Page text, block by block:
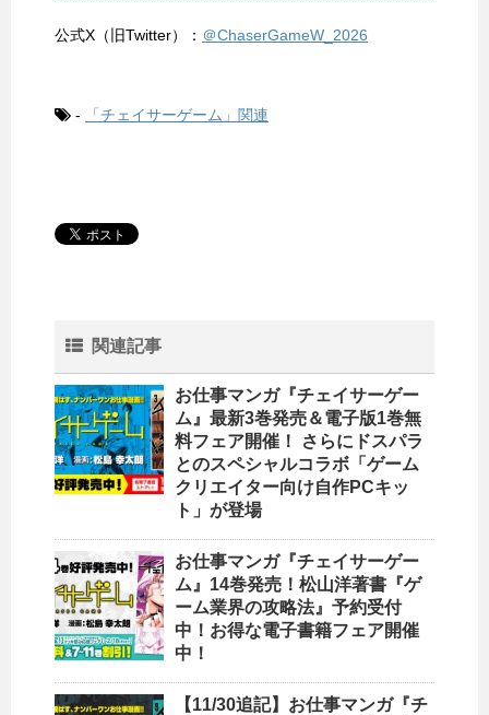
公式X（旧Twitter）： ＠ChaserGameW_2026
- 「チェイサーゲーム」関連
関連記事
お仕事マンガ『チェイサーゲー
ム』最新3巻発売＆電子版1巻無
料フェア開催！ さらにドスパラ
とのスペシャルコラボ「ゲーム
クリエイター向け自作PCキッ
ト」が登場
お仕事マンガ『チェイサーゲー
ム』14巻発売！松山洋著書『ゲ
ーム業界の攻略法』予約受付
中！お得な電子書籍フェア開催
中！
【11/30追記】お仕事マンガ『チ